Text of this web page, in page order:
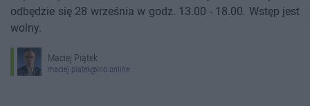
odbędzie się 28 września w godz. 13.00 - 18.00. Wstęp jest
wolny.
Maciej Piątek
maciej.piatek@ino.online